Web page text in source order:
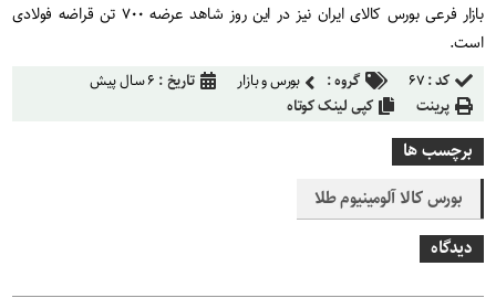
بازار فرعی بورس کالای ایران نیز در این روز شاهد عرضه ۷۰۰ تن قراضه فولادی
است.
کد :۶۷ گروه : بورس و بازار تاریخ : ۶ سال پیش
پرینت
کپی لینک کوتاه
برچسب ها
بورس کالا آلومینیوم طلا
دیدگاه